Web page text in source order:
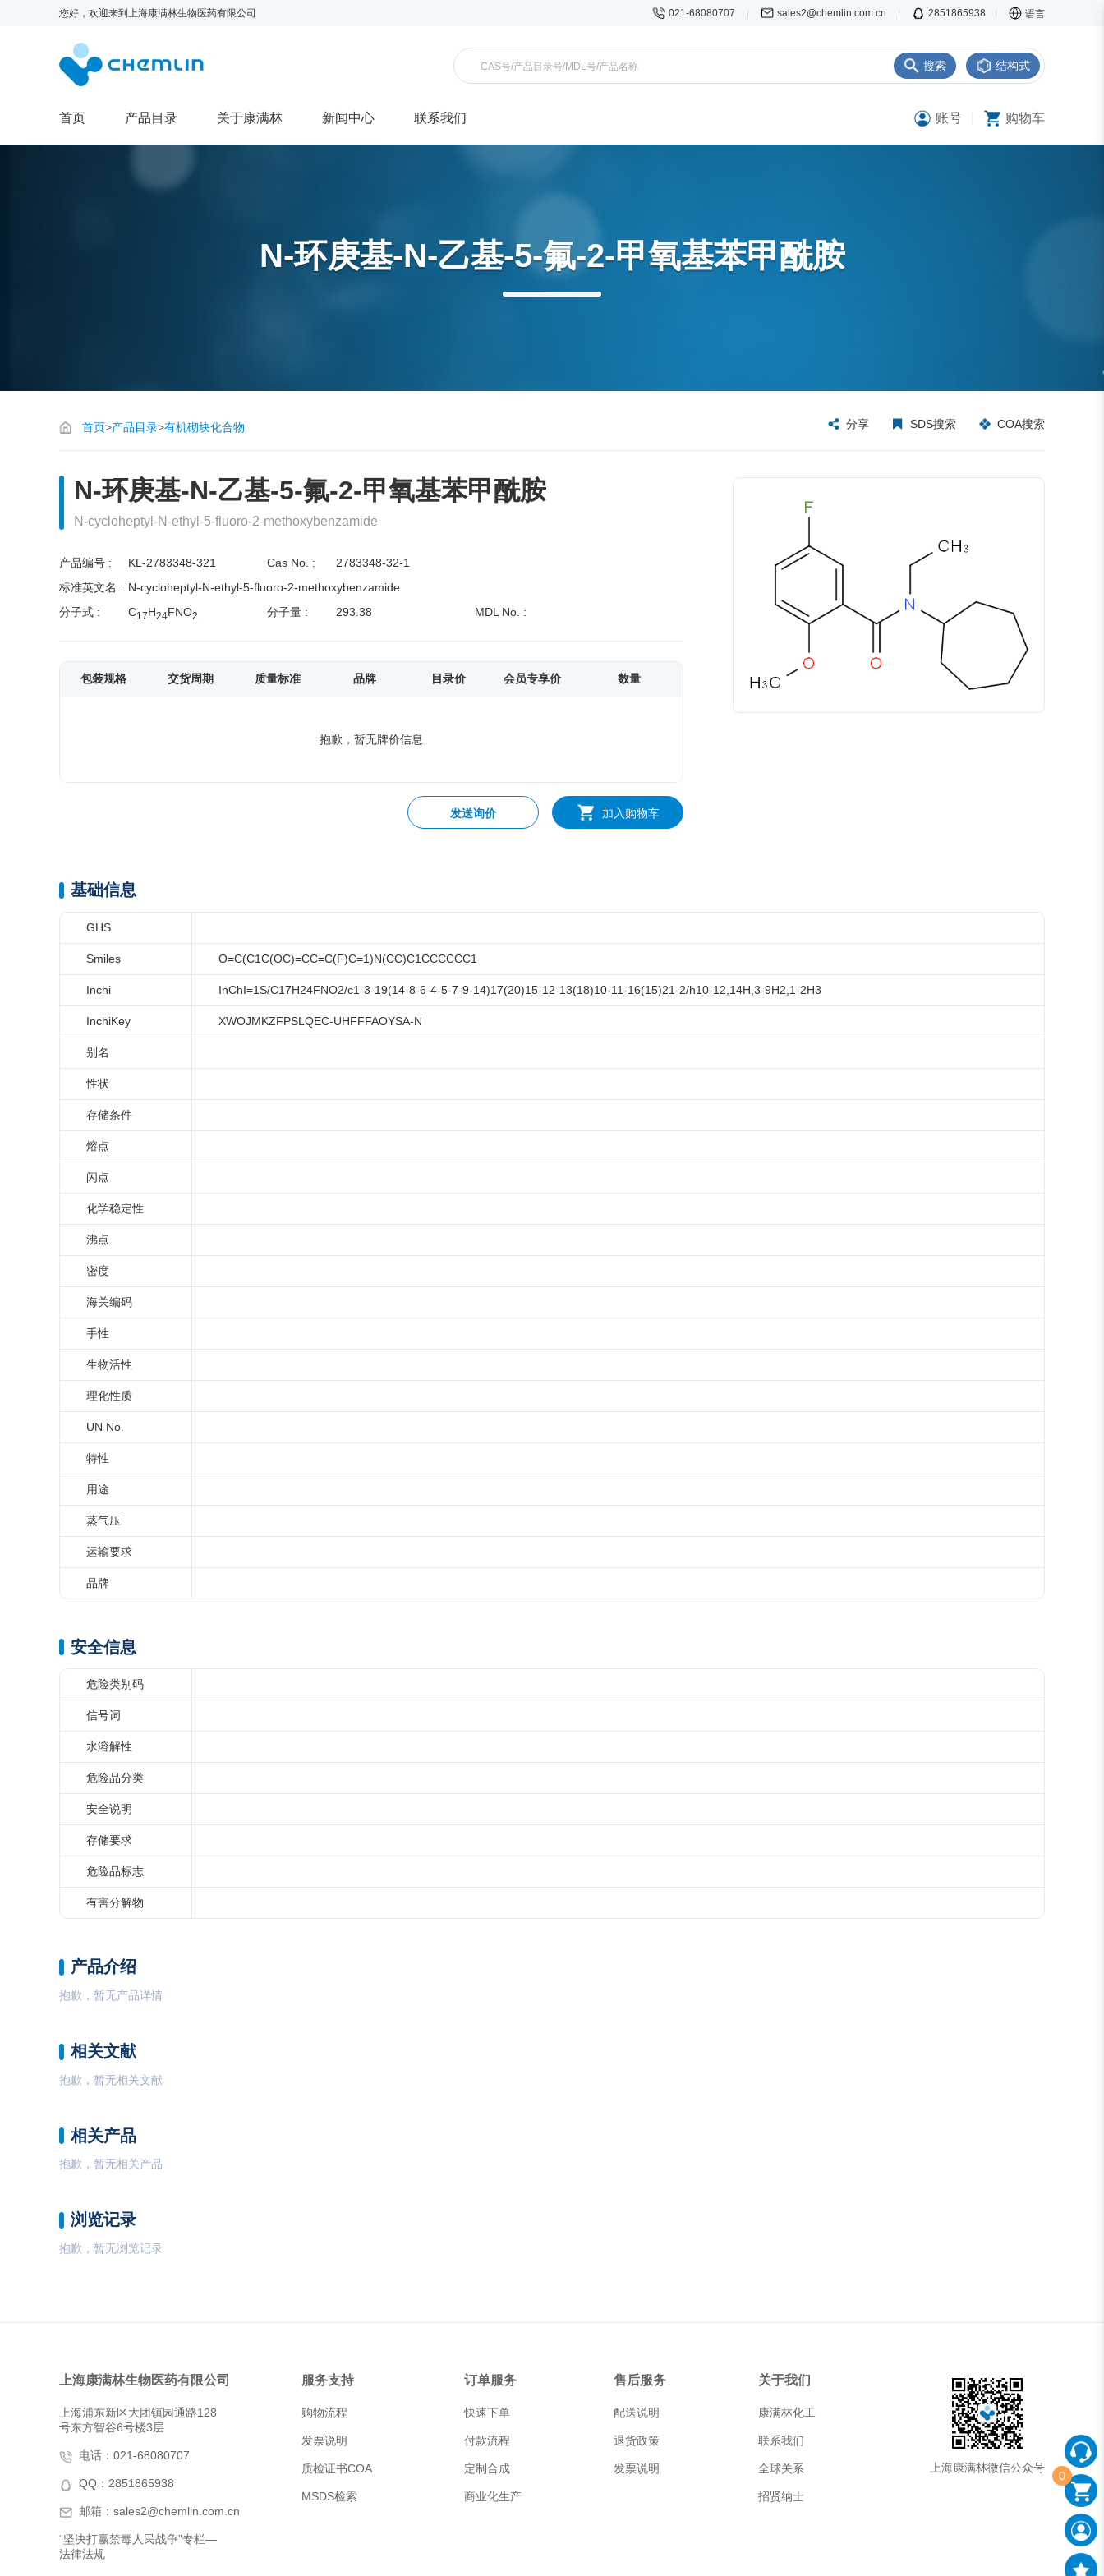
您好，欢迎来到 上海康满林生物医药有限公司 语言
021-68080707 sales2@chemlin.com.cn 2851865938
搜索 结构式
首页 产品目录 关于康满林 新闻中心 联系我们 账号 购物车
N-环庚基-N-乙基-5-氟-2-甲氧基苯甲酰胺
首页>产品目录>有机砌块化合物 分享 SDS搜索 COA搜索
N-环庚基-N-乙基-5-氟-2-甲氧基苯甲酰胺
N-cycloheptyl-N-ethyl-5-fluoro-2-methoxybenzamide
产品编号 : KL-2783348-321 Cas No. :
2783348-32-1
标准英文名 : N-cycloheptyl-N-ethyl-5-fluoro-2-methoxybenzamide
分子式 :
C1 7H24FNO2 分子量 : 293.38 MDL No. :
包装规格 交货周期 质量标准 品牌 目录价 会员专享价 数量
抱歉，暂无牌价信息
加入购物车
发送询价
基础信息
GHS
Smiles O=C(C1C(OC)=CC=C(F)C=1)N(CC)C1CCCCCC1
Inchi InChI=1S/C17H24FNO2/c1-3-19(14-8-6-4-5-7-9-14)17(20)15-12-13(18)10-11-16(15)21-2/h10-12,14H,3-9H2,1-2H3
InchiKey XWOJMKZFPSLQEC-UHFFFAOYSA-N
别名
性状
存储条件
熔点
闪点
化学稳定性
沸点
密度
海关编码
手性
生物活性
理化性质
UN No.
特性
用途
蒸气压
运输要求
品牌
安全信息
危险类别码
信号词
水溶解性
危险品分类
安全说明
存储要求
危险品标志
有害分解物
产品介绍
抱歉，暂无产品详情
相关文献
抱歉，暂无相关文献
相关产品
抱歉，暂无相关产品
浏览记录
抱歉，暂无浏览记录
上海康满林生物医药有限公司
上海浦东新区大团镇园通路128
号东方智谷6号楼3层
电话：021-68080707
QQ：2851865938
邮箱：sales2@chemlin.com.cn
“坚决打赢禁毒人民战争”专栏—
法律法规
服务支持
购物流程
发票说明
质检证书COA
MSDS检索
订单服务
快速下单
付款流程
定制合成
商业化生产
售后服务
配送说明
退货政策
发票说明
关于我们
康满林化工
联系我们
全球关系
招贤纳士
上海康满林微信公众号
0